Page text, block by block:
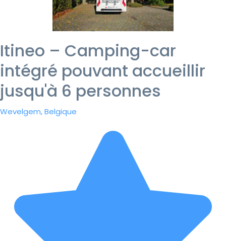
Itineo – Camping-car
intégré pouvant accueillir
jusqu'à 6 personnes
Wevelgem, Belgique